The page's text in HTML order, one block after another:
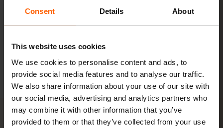
Consent Details About
This website uses cookies
We use cookies to personalise content and ads, to
provide social media features and to analyse our traffic.
We also share information about your use of our site with
our social media, advertising and analytics partners who
may combine it with other information that you’ve
provided to them or that they’ve collected from your use
모든 수치는 참고용입니다. 실제 사용량은 기기, 앱 설정, 사용 습관에 따
라 달라집니다.